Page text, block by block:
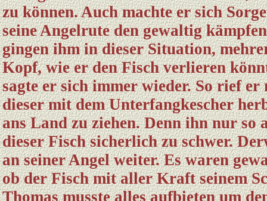
zu können. Auch machte er sich
seine Angelrute den gewaltig
gingen ihm in dieser Situation,
Kopf, wie er den Fisch verlieren
sagte er sich immer wieder. So rief er
dieser mit dem Unterfangkescher
ans Land zu ziehen. Denn ihn nur so
dieser Fisch sicherlich zu schwer.
an seiner Angel weiter. Es waren
ob der Fisch mit aller Kraft seinem
Thomas musste alles aufbieten um